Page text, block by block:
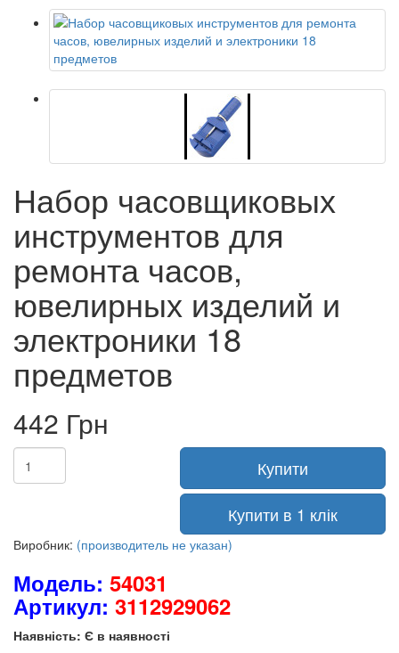
Набор часовщиковых
инструментов для
ремонта часов,
ювелирных изделий и
электроники 18
предметов
442 Грн
Купити
Купити в 1 клік
Виробник: (производитель не указан)
Модель: 54031
Артикул: 3112929062
Наявність: Є в наявності